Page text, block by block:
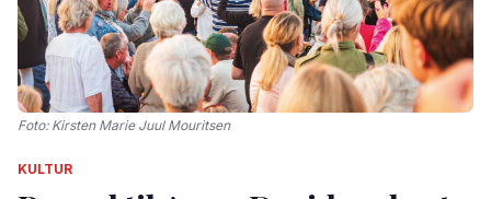
Foto: Kirsten Marie Juul Mouritsen
KULTUR